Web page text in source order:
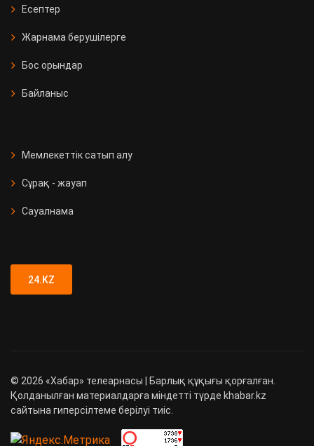
Есептер
Жарнама берушілерге
Бос орындар
Байланыс
Мемлекеттік сатып алу
Сұрақ - жауап
Сауалнама
24.KZ
© 2026 «Хабар» телеарнасы | Барлық құқығы қорғалған.
Қолданылған материалдарға міндетті түрде khabar.kz
сайтына гиперсілтеме берілуі тиіс.